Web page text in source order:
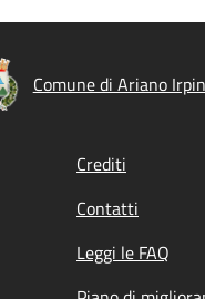
Comune di Ariano
Crediti
Contatti
Leggi le FAQ